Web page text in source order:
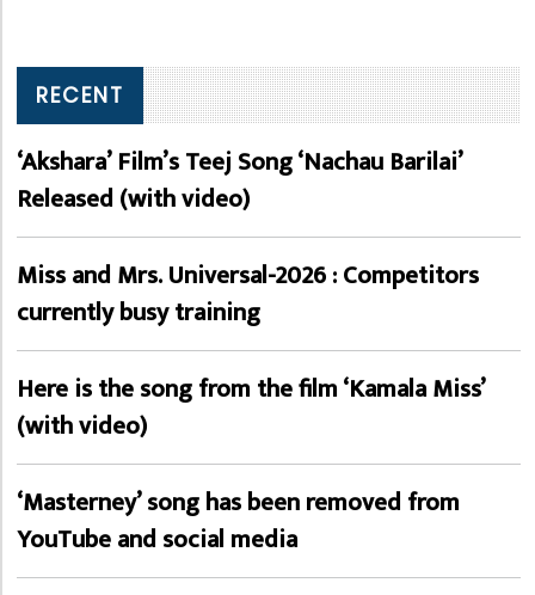
RECENT
‘Akshara’ Film’s Teej Song ‘Nachau Barilai’
Released (with video)
Miss and Mrs. Universal-2026 : Competitors
currently busy training
Here is the song from the film ‘Kamala Miss’
(with video)
‘Masterney’ song has been removed from
YouTube and social media